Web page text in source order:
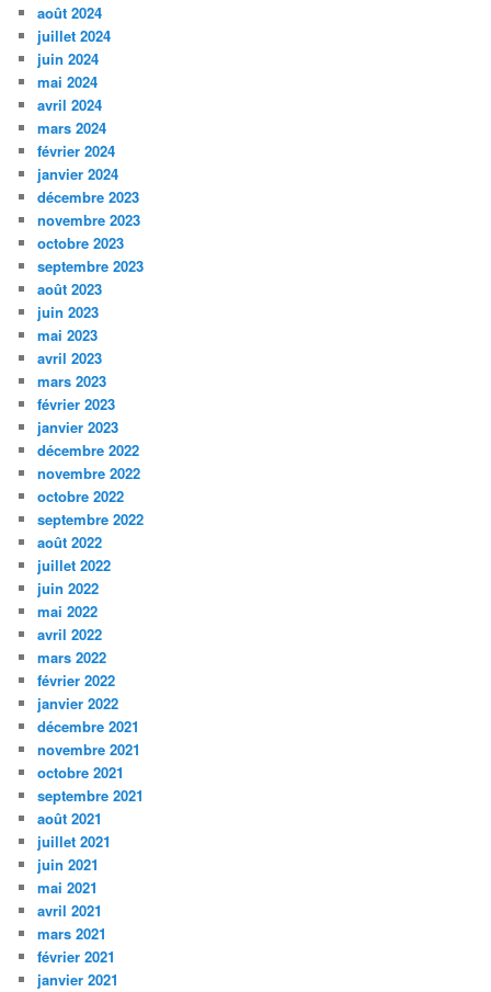
août 2024
juillet 2024
juin 2024
mai 2024
avril 2024
mars 2024
février 2024
janvier 2024
décembre 2023
novembre 2023
octobre 2023
septembre 2023
août 2023
juin 2023
mai 2023
avril 2023
mars 2023
février 2023
janvier 2023
décembre 2022
novembre 2022
octobre 2022
septembre 2022
août 2022
juillet 2022
juin 2022
mai 2022
avril 2022
mars 2022
février 2022
janvier 2022
décembre 2021
novembre 2021
octobre 2021
septembre 2021
août 2021
juillet 2021
juin 2021
mai 2021
avril 2021
mars 2021
février 2021
janvier 2021